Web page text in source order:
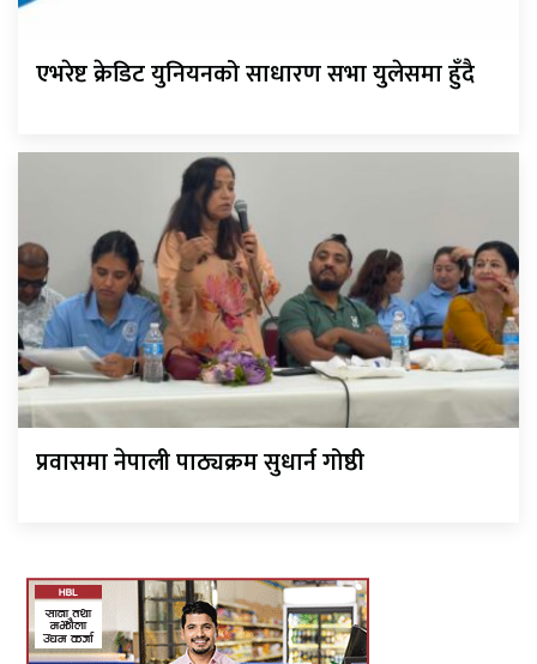
एभरेष्ट क्रेडिट युनियनको साधारण सभा युलेसमा हुँदै
प्रवासमा नेपाली पाठ्यक्रम सुधार्न गोष्ठी